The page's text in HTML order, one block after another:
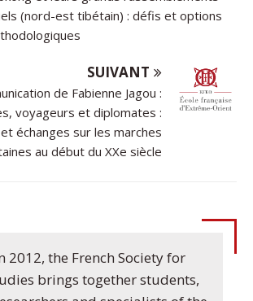
(nord-est tibétain) : défis et options
SUIVANT
de Fabienne Jagou :
voyageurs et diplomates :
échanges sur les marches
au début du XXe siècle
2012, the French Society for
brings together students,